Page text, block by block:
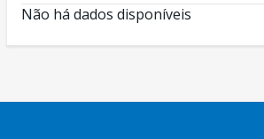
Não há dados disponíveis